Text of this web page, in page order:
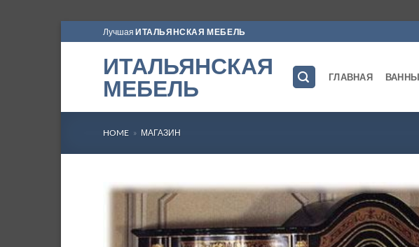
to
Лучшая ИТАЛЬЯНСКАЯ МЕБЕЛЬ
ИТАЛЬЯНСКАЯ
МЕБЕЛЬ
ГЛАВНАЯ
HOME » МАГАЗИН